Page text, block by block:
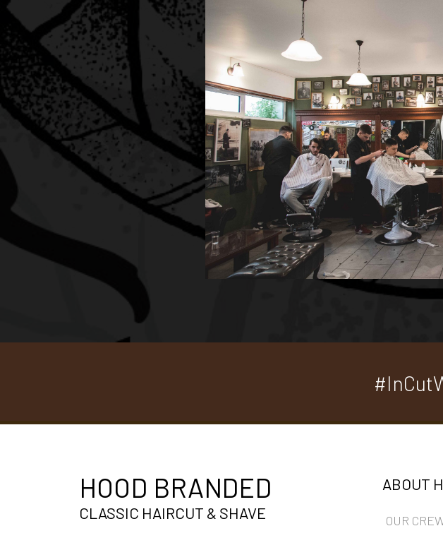
HOOD BRANDED
CLASSIC HAIRCUT & SHAVE
ABOUT
OUR